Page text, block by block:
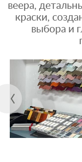
веера,
краски,
выбора и